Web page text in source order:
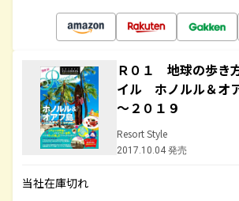
Ｒ０１ 地球の歩き
イル ホノルル＆オ
～２０１９
Resort Style
2017.10.04 発売
当社在庫切れ